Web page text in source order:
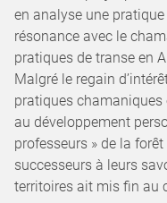
en analyse une
résonance avec le
pratiques de transe en
Malgré le regain
pratiques chamaniques
au développement
professeurs » de la
successeurs à leurs
territoires ait mis fin au